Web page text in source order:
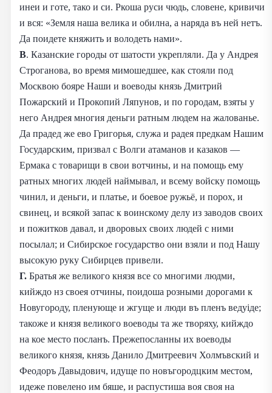
инеи и готе, тако и си. Ркоша руси чюдь, словене, кривичи
и вся: «Земля наша велика и обилна, а наряда въ ней нетъ.
Да поидете княжить и володеть нами».
В. Казанские городы от шатости укрепляли. Да у Андрея
Строганова, во время мимошедшее, как стояли под
Москвою бояре Наши и воеводы князь Дмитрий
Пожарский и Прокопий Ляпунов, и по городам, взяты у
него Андрея многия деньги ратным людем на жалованье.
Да прадед же ево Григорья, служа и радея предкам Нашим
Государским, призвал с Волги атаманов и казаков —
Ермака с товарищи в свои вотчины, и на помощь ему
ратных многих людей наймывал, и всему войску помощь
чинил, и деньги, и платье, и боевое ружьё, и порох, и
свинец, и всякой запас к воинскому делу из заводов своих
и пожитков давал, и дворовых своих людей с ними
посылал; и Сибирское государство они взяли и под Нашу
высокую руку Сибирцев привели.
Г. Братья же великого князя все со многими людми,
кийждо нз своея отчины, поидоша розными дорогами к
Новугороду, пленующе и жгуще и люди въ пленъ ведуiде;
такоже и князя великого воеводы та же творяху, кийждо
на кое место посланъ. Прежепосланны их воеводы
великого князя, князь Данило Дмитреевич Холмъвский и
Феодоръ Давыдович, идуще по новъгородцким местом,
идеже повелено им бяше, и распустиша воя своя на